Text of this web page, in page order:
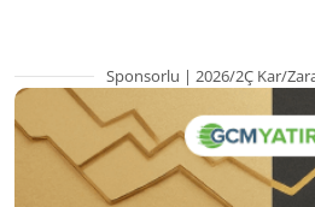
Sponsorlu | 2026/2Ç Kar/